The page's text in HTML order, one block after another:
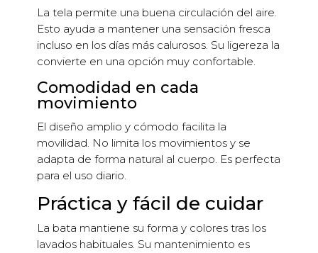
La tela permite una buena circulación del aire.
Esto ayuda a mantener una sensación fresca
incluso en los días más calurosos. Su ligereza la
convierte en una opción muy confortable.
Comodidad en cada
movimiento
El diseño amplio y cómodo facilita la
movilidad. No limita los movimientos y se
adapta de forma natural al cuerpo. Es perfecta
para el uso diario.
Práctica y fácil de cuidar
La bata mantiene su forma y colores tras los
lavados habituales. Su mantenimiento es